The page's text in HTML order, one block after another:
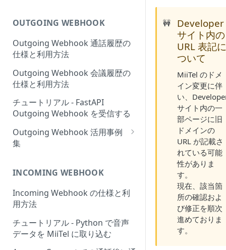
OUTGOING WEBHOOK
Outgoing Webhook 通話履歴の
仕様と利用方法
Outgoing Webhook 会議履歴の
仕様と利用方法
チュートリアル - FastAPI
Outgoing Webhook を受信する
Outgoing Webhook 活用事例
集
Webhook を使って通話履歴デ
MiiTel の文字起こしのデータか
ら Salesforce の各項目に値を自
動的に格納する
MiiTel Meetings / MiiTel
INCOMING WEBHOOK
Incoming Webhook の仕様と利
用方法
チュートリアル - Python で音声
データを MiiTel に取り込む
🚧
Developer
サイト内の
URL 表記
ついて
MiiTel のドメ
イン変更に伴
い、
サイト内の一
部ページに旧
ドメインの
URL が記載さ
れている可能
性がありま
す。
現在、該当箇
所の確認およ
び修正を順次
進めておりま
す。